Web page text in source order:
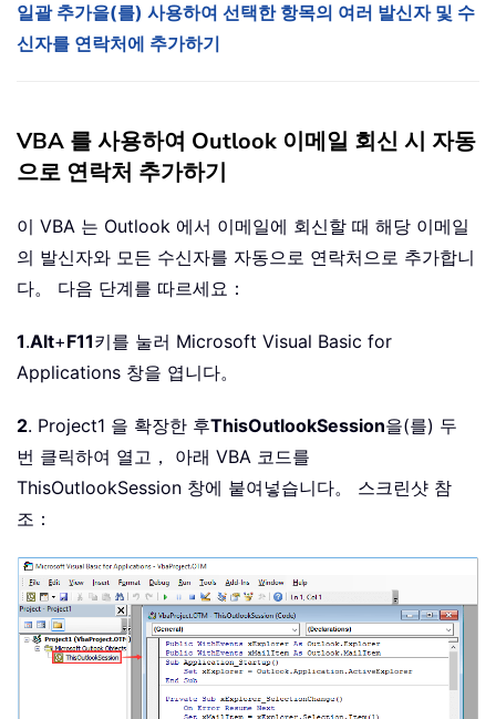
일괄 추가을(를) 사용하여 선택한 항목의 여러 발신자 및 수
신자를 연락처에 추가하기
VBA 를 사용하여 Outlook 이메일 회신 시 자동
으로 연락처 추가하기
이 VBA 는 Outlook 에서 이메일에 회신할 때 해당 이메일
의 발신자와 모든 수신자를 자동으로 연락처으로 추가합니
다。 다음 단계를 따르세요：
1.Alt+F11키를 눌러 Microsoft Visual Basic for
Applications 창을 엽니다。
2. Project1 을 확장한 후ThisOutlookSession을(를) 두
번 클릭하여 열고， 아래 VBA 코드를
ThisOutlookSession 창에 붙여넣습니다。 스크린샷 참
조：